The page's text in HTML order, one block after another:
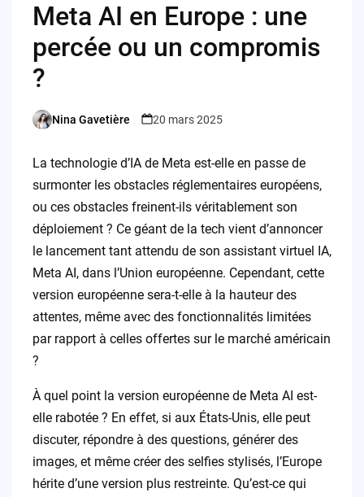
Meta AI en Europe : une
percée ou un compromis
?
Posted
Nina Gavetière 20 mars 2025
La technologie d’IA de Meta est-elle en passe de
surmonter les obstacles réglementaires européens,
ou ces obstacles freinent-ils véritablement son
déploiement ? Ce géant de la tech vient d’annoncer
le lancement tant attendu de son assistant virtuel IA,
Meta AI, dans l’Union européenne. Cependant, cette
version européenne sera-t-elle à la hauteur des
attentes, même avec des fonctionnalités limitées
par rapport à celles offertes sur le marché américain
?
À quel point la version européenne de Meta AI est-
elle rabotée ? En effet, si aux États-Unis, elle peut
discuter, répondre à des questions, générer des
images, et même créer des selfies stylisés, l’Europe
hérite d’une version plus restreinte. Qu’est-ce qui